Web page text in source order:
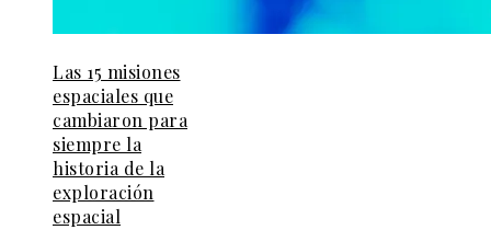
Las 15 misiones
espaciales que
cambiaron para
siempre la
historia de la
exploración
espacial